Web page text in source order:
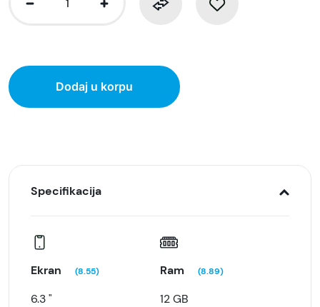
Dodaj u korpu
Specifikacija
Ekran (8.55)
6.3 "
Ram (8.89)
12 GB